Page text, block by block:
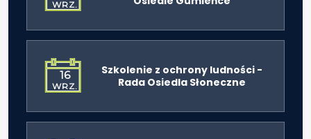
WRZ.
16
WRZ.
Szkolenie z ochrony ludności -
Rada Osiedla Słoneczne